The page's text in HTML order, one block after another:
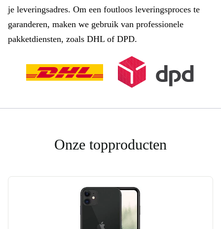
je leveringsadres. Om een foutloos leveringsproces te
garanderen, maken we gebruik van professionele
pakketdiensten, zoals DHL of DPD.
Onze topproducten